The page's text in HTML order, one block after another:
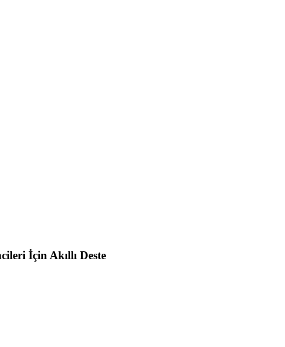
İçin Akıllı Deste